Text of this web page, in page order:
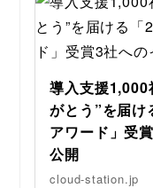
導入支援
がとう”を届け
アワード」受
公開
cloud-station.jp